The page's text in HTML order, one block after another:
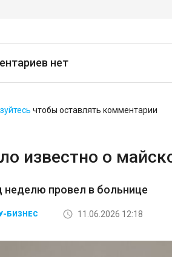
нет
чтобы оставлять комментарии
известно о
неделю провел в больнице
БИЗНЕС 11.06.2026 12:18